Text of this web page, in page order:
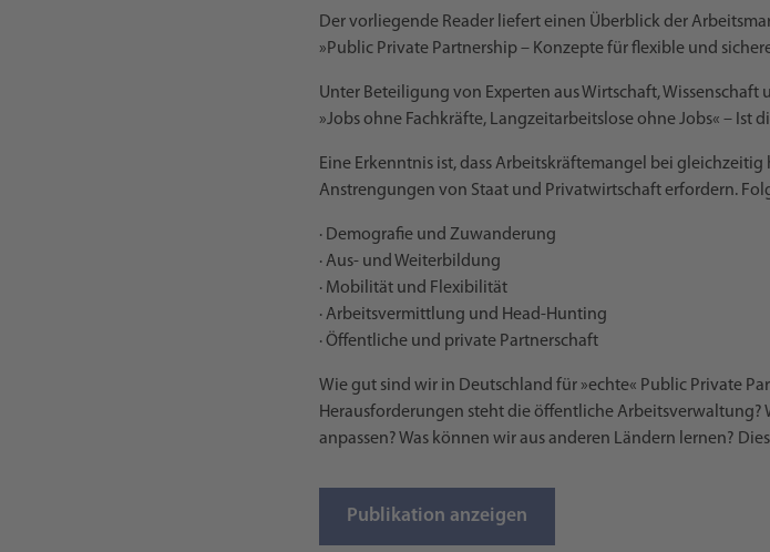
Der vorliegende Reader liefert einen Überblick der
»Public Private Partnership – Konzepte für flexible und
Unter Beteiligung von Experten aus Wirtschaft,
»Jobs ohne Fachkräfte, Langzeitarbeitslose ohne Jobs« – Ist
Eine Erkenntnis ist, dass Arbeitskräftemangel bei
Anstrengungen von Staat und Privatwirtschaft erfordern.
· Demografie und Zuwanderung
· Aus- und Weiterbildung
· Mobilität und Flexibilität
· Arbeitsvermittlung und Head-Hunting
· Öffentliche und private Partnerschaft
Wie gut sind wir in Deutschland für »echte« Public Private
Herausforderungen steht die öffentliche Arbeitsverwaltung?
anpassen? Was können wir aus anderen Ländern lernen?
Publikation anzeigen